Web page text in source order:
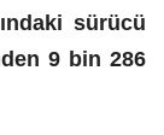
sürücü
9 bin 286